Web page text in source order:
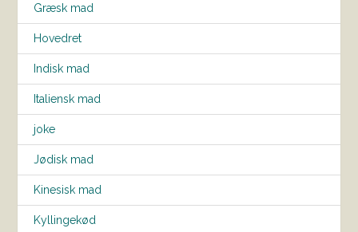
Græsk mad
Hovedret
Indisk mad
Italiensk mad
joke
Jødisk mad
Kinesisk mad
Kyllingekød